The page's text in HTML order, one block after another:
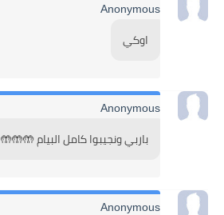
Anonymous
اوكي
Anonymous
باربي ونجيبوا كامل البيام 🤲🤲🤲
Anonymous